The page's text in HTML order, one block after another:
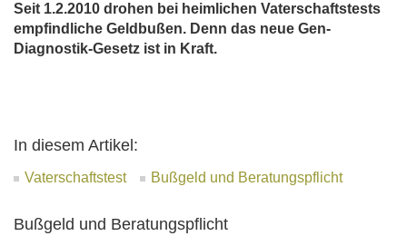
Seit 1.2.2010 drohen bei heimlichen Vaterschaftstests
empfindliche Geldbußen. Denn das neue Gen-
Diagnostik-Gesetz ist in Kraft.
In diesem Artikel:
Vaterschaftstest Bußgeld und Beratungspflicht
Bußgeld und Beratungspflicht